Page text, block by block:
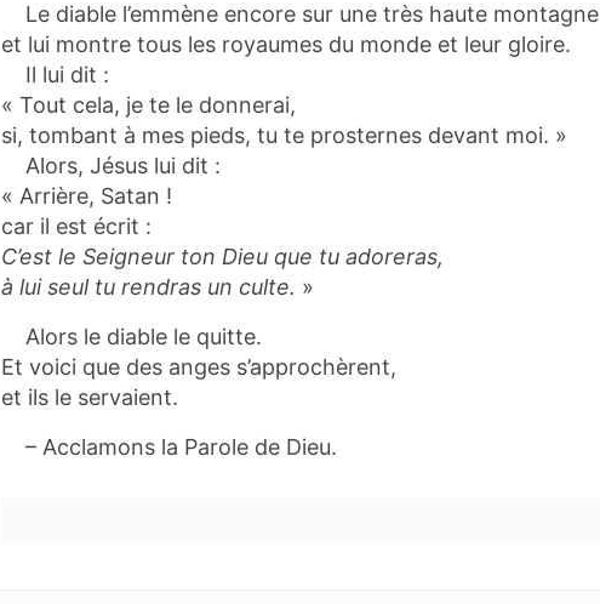
Le diable l’emmène encore sur une très haute montagne
et lui montre tous les royaumes du monde et leur gloire.
Il lui dit :
« Tout cela, je te le donnerai,
si, tombant à mes pieds, tu te prosternes devant moi. »
Alors, Jésus lui dit :
« Arrière, Satan !
car il est écrit :
C’est le Seigneur ton Dieu que tu adoreras,
à lui seul tu rendras un culte. »
Alors le diable le quitte.
Et voici que des anges s’approchèrent,
et ils le servaient.
– Acclamons la Parole de Dieu.